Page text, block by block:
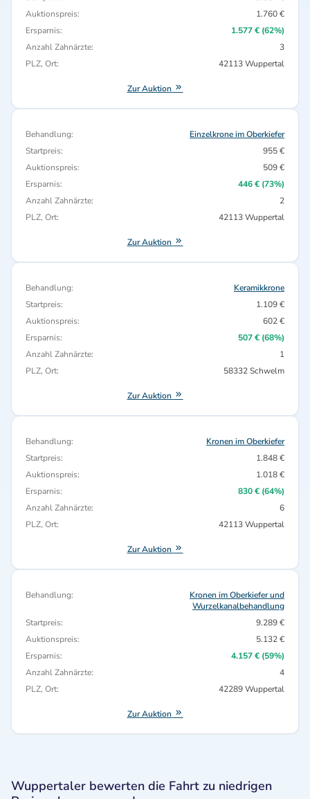
Auktionspreis:
1.760 €
Ersparnis:
1.577 € (62%)
Anzahl Zahnärzte:
3
PLZ, Ort:
42113 Wuppertal
Zur Auktion
Behandlung:
Einzelkrone im Oberkiefer
Startpreis:
955 €
Auktionspreis:
509 €
Ersparnis:
446 € (73%)
Anzahl Zahnärzte:
2
PLZ, Ort:
42113 Wuppertal
Zur Auktion
Behandlung:
Keramikkrone
Startpreis:
1.109 €
Auktionspreis:
602 €
Ersparnis:
507 € (68%)
Anzahl Zahnärzte:
1
PLZ, Ort:
58332 Schwelm
Zur Auktion
Behandlung:
Kronen im Oberkiefer
Startpreis:
1.848 €
Auktionspreis:
1.018 €
Ersparnis:
830 € (64%)
Anzahl Zahnärzte:
6
PLZ, Ort:
42113 Wuppertal
Zur Auktion
Behandlung:
Kronen im Oberkiefer und
Wurzelkanalbehandlung
Startpreis:
9.289 €
Auktionspreis:
5.132 €
Ersparnis:
4.157 € (59%)
Anzahl Zahnärzte:
4
PLZ, Ort:
42289 Wuppertal
Zur Auktion
Wuppertaler bewerten die Fahrt zu niedrigen